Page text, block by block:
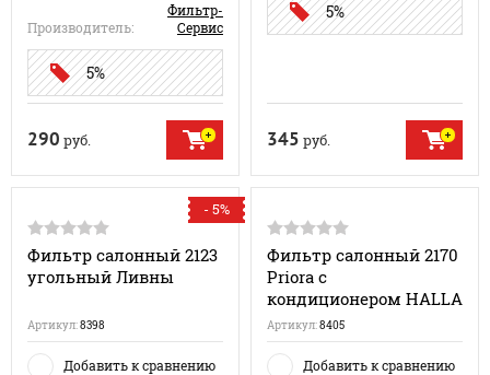
Производитель:
Фильтр-
Сервис
5%
290 руб.
5%
345 руб.
- 5%
Фильтр салонный 2123
угольный Ливны
Артикул:8398
Добавить к сравнению
Фильтр салонный 2170
Priora с
кондиционером HALLA
Артикул:8405
Добавить к сравнению